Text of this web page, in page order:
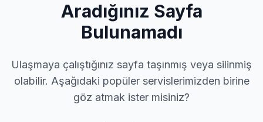
Aradığınız Sayfa
Bulunamadı
Ulaşmaya çalıştığınız sayfa taşınmış veya silinmiş
olabilir. Aşağıdaki popüler servislerimizden birine
göz atmak ister misiniz?